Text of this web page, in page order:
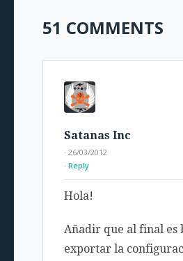
51 COMMENTS
Satanas Inc
· 26/03/2012
Reply
Hola!
Añadir que al final es
exportar la